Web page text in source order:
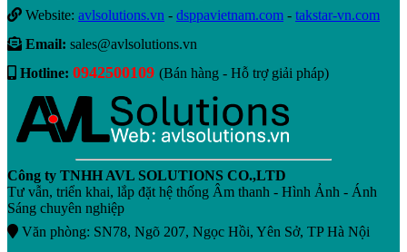
Website: avlsolutions.vn - dsppavietnam.com - takstar-vn.com
Email: sales@avlsolutions.vn
Hotline: 0942500109 (Bán hàng - Hỗ trợ giải pháp)
Công ty TNHH AVL SOLUTIONS CO.,LTD
Tư vẫn, triển khai, lắp đặt hệ thống Âm thanh - Hình Ảnh - Ánh
Sáng chuyên nghiệp
Văn phòng: SN78, Ngõ 207, Ngọc Hồi, Yên Sở, TP Hà Nội